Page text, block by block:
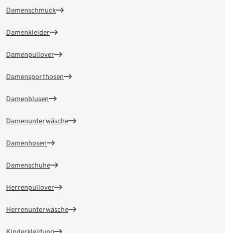
Damenschmuck
Damenkleider
Damenpullover
Damensporthosen
Damenblusen
Damenunterwäsche
Damenhosen
Damenschuhe
Herrenpullover
Herrenunterwäsche